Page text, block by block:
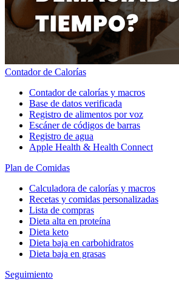
Contador de Calorías
Contador de calorías y macros
Base de datos verificada
Registro de alimentos por voz
Escáner de códigos de barras
Registro de agua
Apple Health & Health Connect
Plan de Comidas
Calculadora de calorías y macros
Recetas y comidas personalizadas
Lista de compras
Dieta alta en proteína
Dieta keto
Dieta baja en carbohidratos
Dieta baja en grasas
Seguimiento